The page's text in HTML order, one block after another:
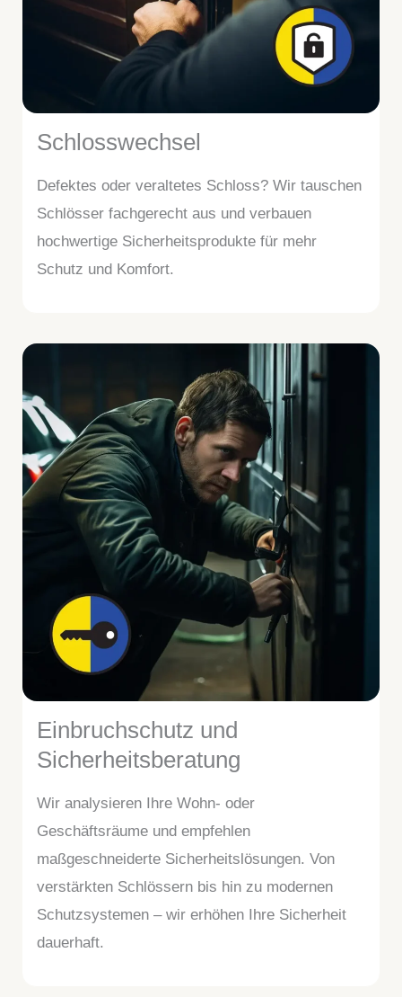
Schlosswechsel
Defektes oder veraltetes Schloss? Wir tauschen
Schlösser fachgerecht aus und verbauen
hochwertige Sicherheitsprodukte für mehr
Schutz und Komfort.
Einbruchschutz und
Sicherheitsberatung
Wir analysieren Ihre Wohn- oder
Geschäftsräume und empfehlen
maßgeschneiderte Sicherheitslösungen. Von
verstärkten Schlössern bis hin zu modernen
Schutzsystemen – wir erhöhen Ihre Sicherheit
dauerhaft.